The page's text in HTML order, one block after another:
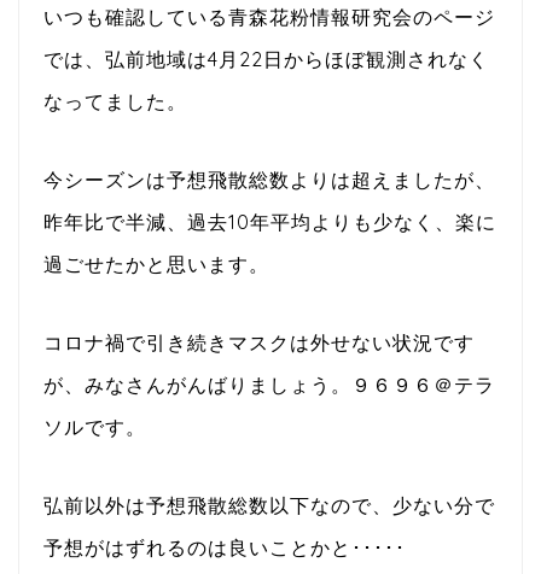
いつも確認している青森花粉情報研究会のページ
では、弘前地域は4月22日からほぼ観測されなく
なってました。
今シーズンは予想飛散総数よりは超えましたが、
昨年比で半減、過去10年平均よりも少なく、楽に
過ごせたかと思います。
コロナ禍で引き続きマスクは外せない状況です
が、みなさんがんばりましょう。９６９６＠テラ
ソルです。
弘前以外は予想飛散総数以下なので、少ない分で
予想がはずれるのは良いことかと･････